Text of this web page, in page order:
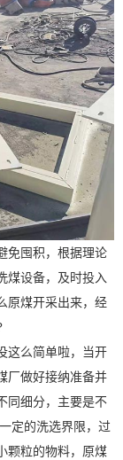
免囤积，根据理论
煤设备，及时投入
原煤开采出来，经
这么简单啦，当开
厂做好接纳准备并
同细分，主要是不
定的洗选界限，过
颗粒的物料，原煤